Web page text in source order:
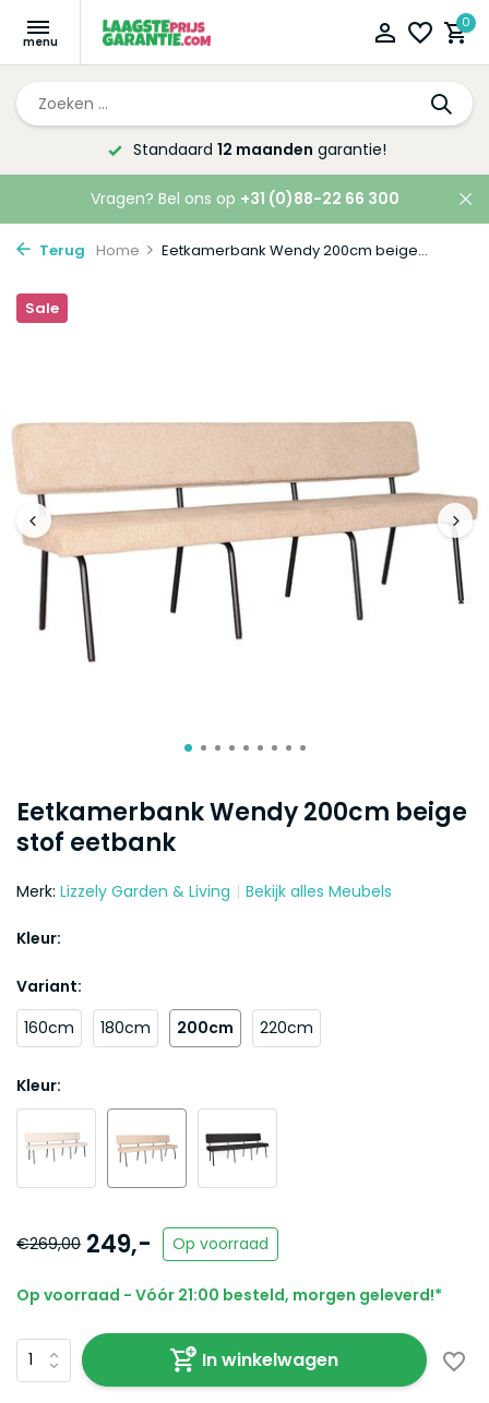
0
Standaard 12 maanden garantie!
Vragen? Bel ons op +31 (0)88-22 66 300
Terug Home Eetkamerbank Wendy 200cm beige...
Eetkamerbank Wendy 200cm beige
stof eetbank
Sale
Merk: Lizzely Garden & Living Bekijk alles Meubels
Kleur:
Variant:
160cm
180cm 200cm 220cm
Kleur:
€269,00 249,- Op voorraad
Op voorraad - Vóór 21:00 besteld, morgen geleverd!*
In winkelwagen